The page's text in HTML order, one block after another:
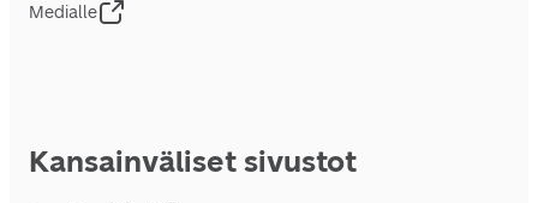
Medialle
Kansainväliset sivustot